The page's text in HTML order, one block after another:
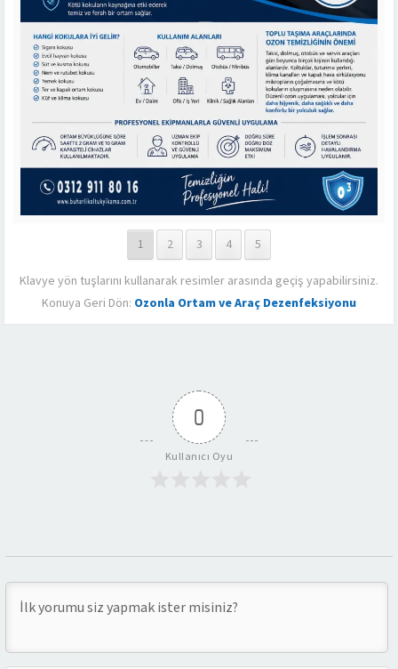
1 2 3 4 5
Klavye yön tuşlarını kullanarak resimler arasında geçiş yapabilirsiniz.
Konuya Geri Dön: Ozonla Ortam ve Araç Dezenfeksiyonu
0
Kullanıcı Oyu